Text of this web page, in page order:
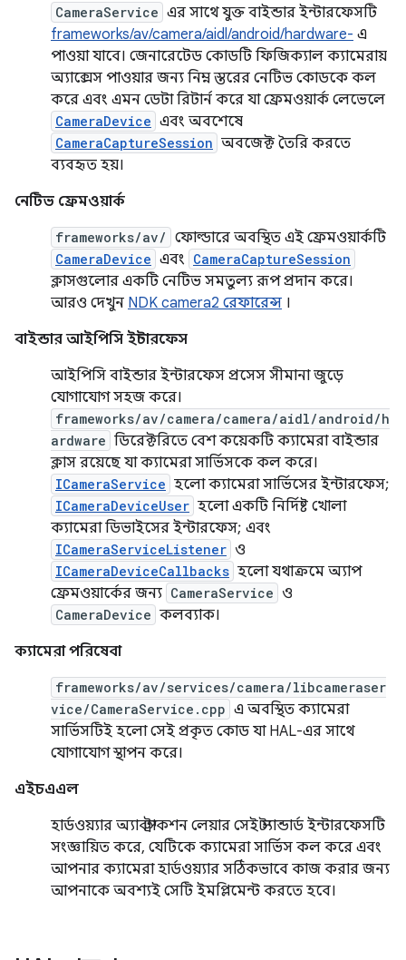
CameraService এর সাথে যুক্ত বাইন্ডার ইন্টারফেসটি
frameworks/av/camera/aidl/android/hardware- এ
পাওয়া যাবে। জেনারেটেড কোডটি ফিজিক্যাল ক্যামেরায়
অ্যাক্সেস পাওয়ার জন্য নিম্ন স্তরের নেটিভ কোডকে কল
করে এবং এমন ডেটা রিটার্ন করে যা ফ্রেমওয়ার্ক লেভেলে
CameraDevice এবং অবশেষে
CameraCaptureSession অবজেক্ট তৈরি করতে
ব্যবহৃত হয়।
নেটিভ ফ্রেমওয়ার্ক
frameworks/av/ ফোল্ডারে অবস্থিত এই ফ্রেমওয়ার্কটি
CameraDevice এবং CameraCaptureSession
ক্লাসগুলোর একটি নেটিভ সমতুল্য রূপ প্রদান করে।
আরও দেখুন NDK camera2 রেফারেন্স ।
বাইন্ডার আইপিসি ইন্টারফেস
আইপিসি বাইন্ডার ইন্টারফেস প্রসেস সীমানা জুড়ে
যোগাযোগ সহজ করে।
frameworks/av/camera/camera/aidl/android/h
ardware ডিরেক্টরিতে বেশ কয়েকটি ক্যামেরা বাইন্ডার
ক্লাস রয়েছে যা ক্যামেরা সার্ভিসকে কল করে।
ICameraService হলো ক্যামেরা সার্ভিসের ইন্টারফেস;
ICameraDeviceUser হলো একটি নির্দিষ্ট খোলা
ক্যামেরা ডিভাইসের ইন্টারফেস; এবং
ICameraServiceListener ও
ICameraDeviceCallbacks হলো যথাক্রমে অ্যাপ
ফ্রেমওয়ার্কের জন্য CameraService ও
CameraDevice কলব্যাক।
ক্যামেরা পরিষেবা
frameworks/av/services/camera/libcameraser
vice/CameraService.cpp এ অবস্থিত ক্যামেরা
সার্ভিসটিই হলো সেই প্রকৃত কোড যা HAL-এর সাথে
যোগাযোগ স্থাপন করে।
এইচএএল
হার্ডওয়্যার অ্যাবস্ট্রাকশন লেয়ার সেই স্ট্যান্ডার্ড ইন্টারফেসটি
সংজ্ঞায়িত করে, যেটিকে ক্যামেরা সার্ভিস কল করে এবং
আপনার ক্যামেরা হার্ডওয়্যার সঠিকভাবে কাজ করার জন্য
আপনাকে অবশ্যই সেটি ইমপ্লিমেন্ট করতে হবে।